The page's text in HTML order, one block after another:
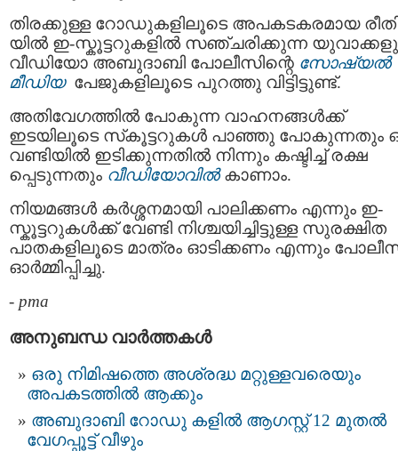
തിരക്കുള്ള റോഡുകളിലൂടെ അപകടകരമായ
യിൽ ഇ-സ്കൂട്ടറുകളിൽ സഞ്ചരിക്കുന്ന
വീഡിയോ അബുദാബി പോലീസിന്റെ സോഷ്യൽ
മീഡിയപേജുകളിലൂടെ പുറത്തു വിട്ടിട്ടുണ്ട്.
അതിവേഗത്തിൽ പോകുന്ന വാഹനങ്ങൾക്ക്
ഇടയിലൂടെ സ്‌കൂട്ടറുകൾ പാഞ്ഞു പോകുന്നതും
വണ്ടിയിൽ ഇടിക്കുന്നതിൽ നിന്നും കഷ്ടിച്ച് രക്ഷ
പ്പെടുന്നതും വീഡിയോവിൽ കാണാം.
നിയമങ്ങൾ കർശ്ശനമായി പാലിക്കണം എന്നും ഇ-
സ്കൂട്ടറുകൾക്ക് വേണ്ടി നിശ്ചയിച്ചിട്ടുള്ള സുരക്ഷിത
പാതകളിലൂടെ മാത്രം ഓടിക്കണം എന്നും
ഓർമ്മിപ്പിച്ചു.
- pma
അനുബന്ധ വാര്‍ത്തകള്‍
ഒരു നിമിഷത്തെ അശ്രദ്ധ മറ്റുള്ളവരെയും
അപകടത്തിൽ ആക്കും
അബുദാബി റോഡു കളിൽ ആഗസ്റ്റ് 12 മുതല്‍
വേഗപ്പൂട്ട് വീഴും